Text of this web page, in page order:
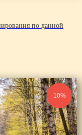
по данной
10%